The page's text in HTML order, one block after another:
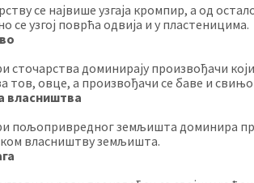
се највише узгаја кромпир, а од
се узгој поврћа одвија и у пластеницима.
сточарства доминирају произвођачи
тов, овце, а произвођачи се баве и
власништва
пољопривредног земљишта доминира
власништву земљишта.